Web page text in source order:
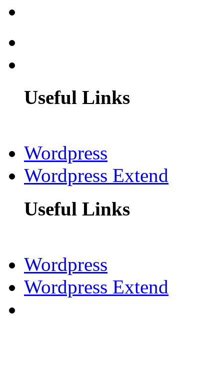
Useful Links
Wordpress
Wordpress Extend
Useful Links
Wordpress
Wordpress Extend